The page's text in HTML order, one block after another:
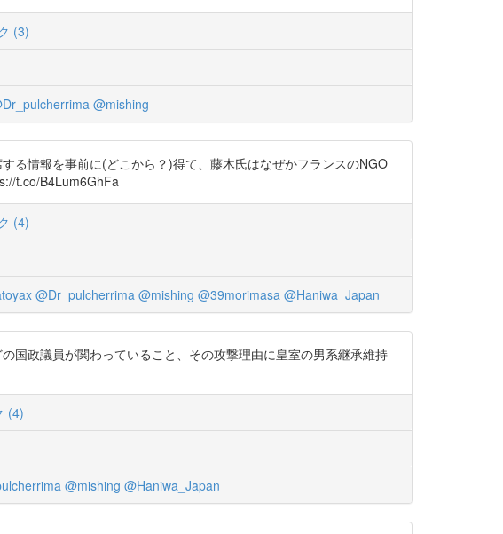
(3)
@mishing
る情報を事前に(どこから？)得て、藤木氏はなぜかフランスのNGO
t.co/B4Lum6GhFa
(4)
@Dr_pulcherrima @mishing @39morimasa @Haniwa_Japan
国政議員が関わっていること、その攻撃理由に皇室の男系継承維持
(4)
@mishing @Haniwa_Japan